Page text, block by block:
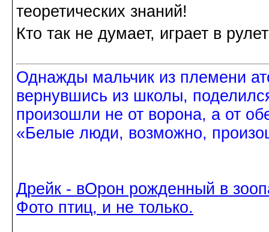
теоретических знаний!
Кто так не думает, играет в
Однажды мальчик из племени
вернувшись из школы,
произошли не от ворона, а от
«Белые люди, возможно,
Дрейк - вОрон рожденный в
Фото птиц, и не только.